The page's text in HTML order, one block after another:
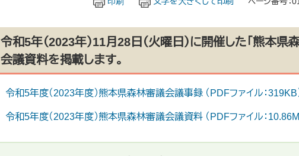
令和5年（2023年）11月28日（火曜日）に開催した「熊本
会議資料を掲載します。
令和5年度（2023年度）熊本県森林審議会議事録 （PDFファイル：319KB
令和5年度（2023年度）熊本県森林審議会議資料 （PDFファイル：